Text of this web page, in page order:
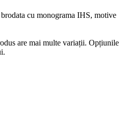
cu monograma IHS, motive
are mai multe variații. Opțiunile